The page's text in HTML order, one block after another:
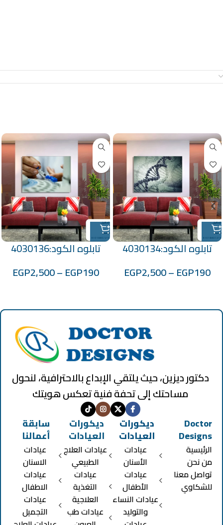
تابلوه الكود:4030134
EGP190
–
EGP2,500
تابلوه الكود:4030136
EGP190
–
EGP2,500
دكتور ديزين، حيث يلتقي الإبداع بالاحترافية، لنحول
مساحتك إلى تحفة فنية تعكس هويتك
Doctor
Designs
الرئيسية
من نحن
تواصل معنا
للشكاوي
ديكورات
العيادات
عيادات
الأسنان
عيادات
الأطفال
عيادات النساء
والتوليد
ديكورات
العيادات
عيادات العلاج
الطبيعي
عيادات
التغذية
العلاجية
عيادات طب
سابقة
أعمالنا
عيادات
الاسنان
عيادات
الاطفال
عيادات
التجميل